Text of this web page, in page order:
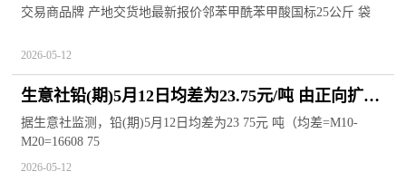
点
交易商品牌 产地交货地最新报价邻苯甲酰苯甲酸国标25公斤 袋
2026-05-12
生意社铅(期)5月12日均差为23.75元/吨 由正向扩大
转为缩小
据生意社监测，铅(期)5月12日均差为23 75元 吨（均差=M10-
M20=16608 75
2026-05-12